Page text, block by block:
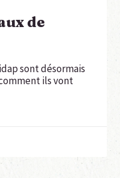
de
sont désormais
ils vont